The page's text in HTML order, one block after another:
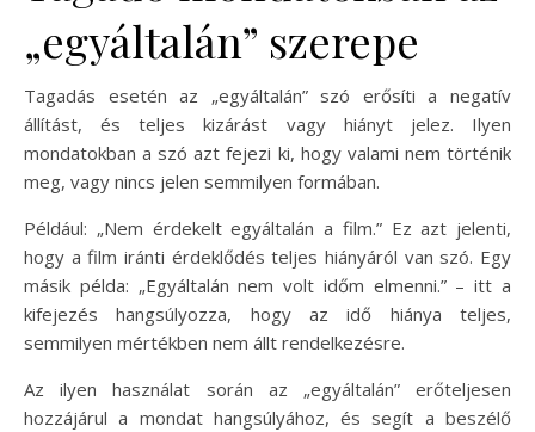
„egyáltalán” szerepe
Tagadás esetén az „egyáltalán” szó erősíti a negatív
állítást, és teljes kizárást vagy hiányt jelez. Ilyen
mondatokban a szó azt fejezi ki, hogy valami nem történik
meg, vagy nincs jelen semmilyen formában.
Például: „Nem érdekelt egyáltalán a film.” Ez azt jelenti,
hogy a film iránti érdeklődés teljes hiányáról van szó. Egy
másik példa: „Egyáltalán nem volt időm elmenni.” – itt a
kifejezés hangsúlyozza, hogy az idő hiánya teljes,
semmilyen mértékben nem állt rendelkezésre.
Az ilyen használat során az „egyáltalán” erőteljesen
hozzájárul a mondat hangsúlyához, és segít a beszélő